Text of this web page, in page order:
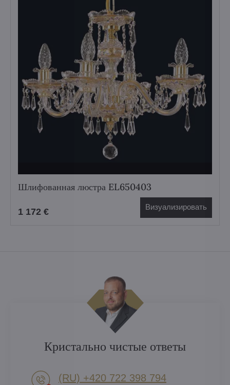
Шлифованная люстра EL650403
1 172 € Визуализировать
Кристально чистые ответы
(RU) +420 722 398 794​